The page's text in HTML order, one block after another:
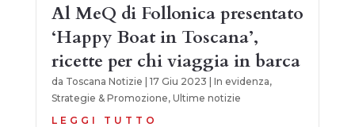
Al MeQ di Follonica presentato
‘Happy Boat in Toscana’,
ricette per chi viaggia in barca
da Toscana Notizie | 17 Giu 2023 | In evidenza,
Strategie & Promozione, Ultime notizie
LEGGI TUTTO